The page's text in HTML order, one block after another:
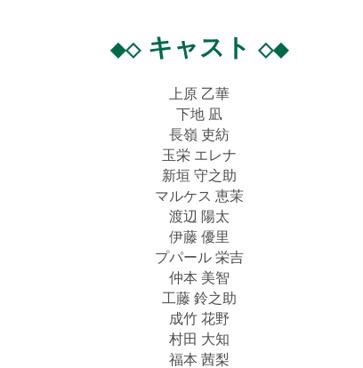
◆◇キャスト ◇◆
上原 乙華
下地 凪
長嶺 吏紡
玉栄 エレナ
新垣 守之助
マルケス 恵茉
渡辺 陽太
伊藤 優里
プパール 栄吉
仲本 美智
工藤 鈴之助
成竹 花野
村田 大知
福本 茜梨